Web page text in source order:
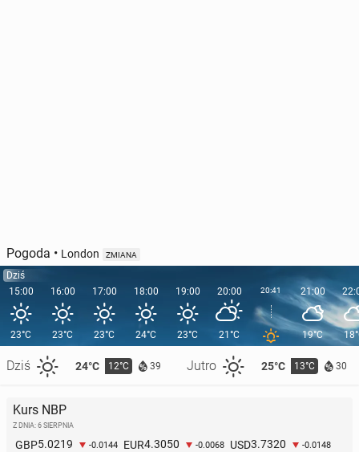
Pogoda • London ZMIANA
Dziś
15:00
23°C
Dziś 24°C 12°C 39 Jutro 25°C 13°C 30
16:00
23°C
17:00
23°C
18:00
24°C
19:00
23°C
20:00
21°C
20:41 21:00
19°C
Kurs NBP
Z DNIA: 6 SIERPNIA
GBP5.0219 -0.0144 EUR4.3050 -0.0068 USD3.7320 -0.0148